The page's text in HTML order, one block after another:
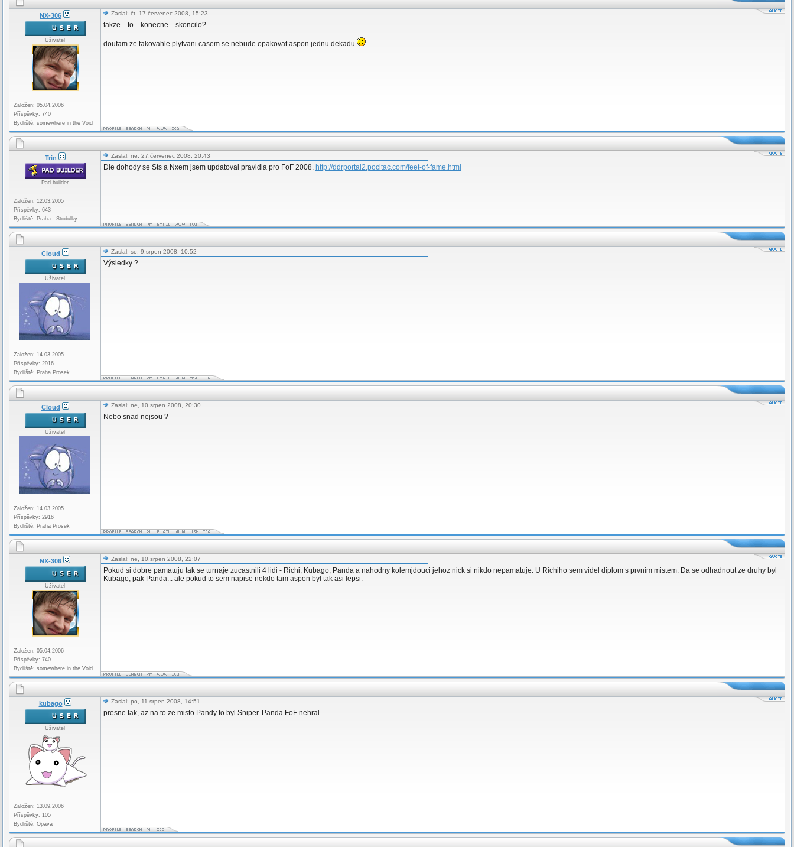
NX-306
Uživatel
Založen: 05.04.2006
Příspěvky: 740
Bydliště: somewhere in the Void
Zaslal: čt, 17.červenec 2008, 15:23
takze... to... konecne... skoncilo?
doufam ze takovahle plytvani casem se nebude opakovat aspon jednu dekadu
Trin
Pad builder
Založen: 12.03.2005
Příspěvky: 643
Bydliště: Praha - Stodulky
Zaslal: ne, 27.červenec 2008, 20:43
Dle dohody se Sts a Nxem jsem updatoval pravidla pro FoF 2008. http://ddrportal2.pocitac.com/feet-of-fame.html
Cloud
Uživatel
Založen: 14.03.2005
Příspěvky: 2916
Bydliště: Praha Prosek
Zaslal: so, 9.srpen 2008, 10:52
Výsledky ?
Cloud
Uživatel
Založen: 14.03.2005
Příspěvky: 2916
Bydliště: Praha Prosek
Zaslal: ne, 10.srpen 2008, 20:30
Nebo snad nejsou ?
NX-306
Uživatel
Založen: 05.04.2006
Příspěvky: 740
Bydliště: somewhere in the Void
Zaslal: ne, 10.srpen 2008, 22:07
Pokud si dobre pamatuju tak se turnaje zucastnili 4 lidi - Richi, Kubago, Panda a nahodny kolemjdouci jehoz nick si nikdo nepamatuje. U Richiho sem videl diplom s prvnim mistem. Da se odhadnout ze druhy byl
Kubago, pak Panda... ale pokud to sem napise nekdo tam aspon byl tak asi lepsi.
kubago
Uživatel
Založen: 13.09.2006
Příspěvky: 105
Bydliště: Opava
Zaslal: po, 11.srpen 2008, 14:51
presne tak, az na to ze misto Pandy to byl Sniper. Panda FoF nehral.